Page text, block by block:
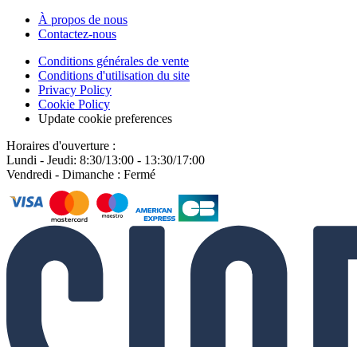
À propos de nous
Contactez-nous
Conditions générales de vente
Conditions d'utilisation du site
Privacy Policy
Cookie Policy
Update cookie preferences
Horaires d'ouverture :
Lundi - Jeudi: 8:30/13:00 - 13:30/17:00
Vendredi - Dimanche : Fermé